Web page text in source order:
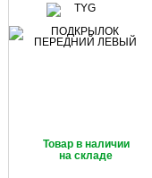
Товар в наличии
на складе